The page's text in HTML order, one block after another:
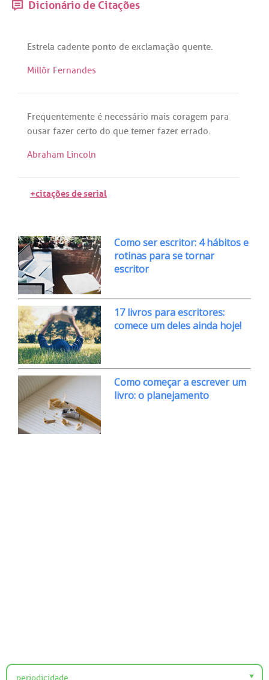
Dicionário de Citações
Estrela cadente ponto de exclamação quente.
Millôr Fernandes
Frequentemente é necessário mais coragem para
ousar fazer certo do que temer fazer errado.
Abraham Lincoln
+citações de serial
Como ser escritor: 4 hábitos e
rotinas para se tornar
escritor
17 livros para escritores:
comece um deles ainda hoje!
Como começar a escrever um
livro: o planejamento
periodicidade